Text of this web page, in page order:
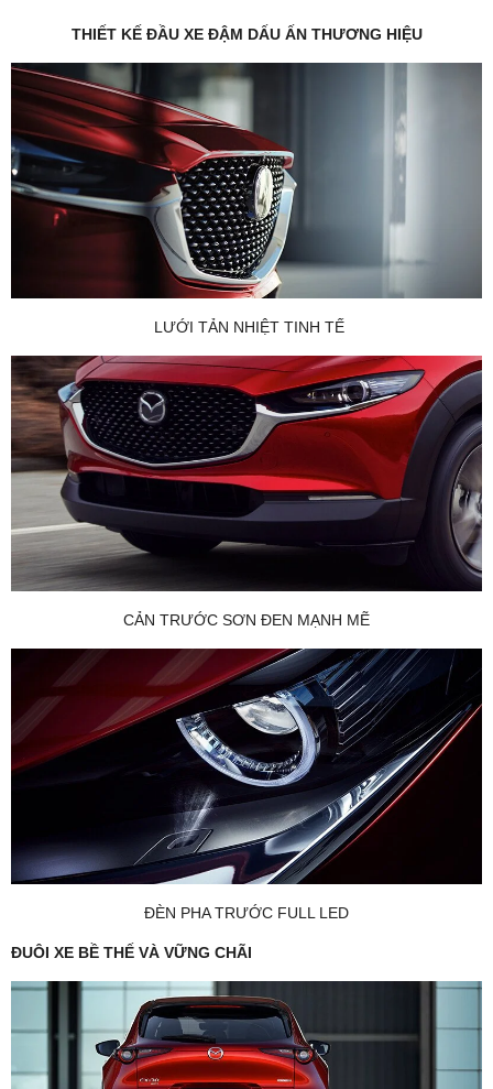
THIẾT KẾ ĐẦU XE ĐẬM DẤU ẤN THƯƠNG HIỆU
LƯỚI TẢN NHIỆT TINH TẾ
CẢN TRƯỚC SƠN ĐEN MẠNH MẼ
ĐÈN PHA TRƯỚC FULL LED
ĐUÔI XE BỀ THẾ VÀ VỮNG CHÃI